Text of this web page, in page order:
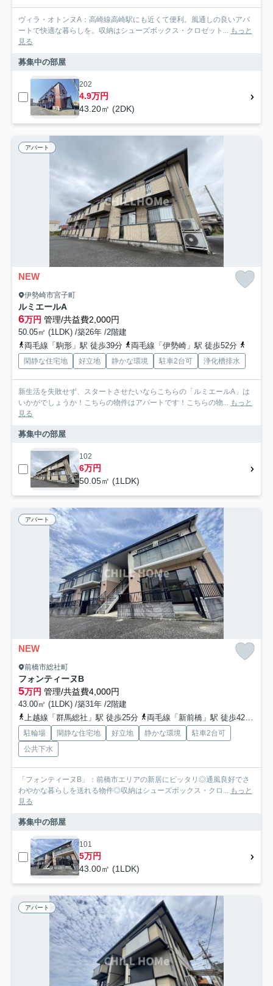
ヴィラ・オトンヌA：高崎線高崎駅にも近くて便利。風通しの良いアパ
ートで快適な暮らしを。収納はシューズボックス・クロゼット... もっと
見る
募集中の部屋
202
4.9万円
43.20㎡ (2DK)
アパート
NEW
伊勢崎市宮子町
ルミエールA
6万円 管理/共益費2,000円
50.05㎡ (1LDK) /築26年 /2階建
両毛線「駒形」駅 徒歩39分
両毛線「伊勢崎」駅 徒歩52分
閑静な住宅地 好立地 静かな環境 駐車2台可 浄化槽排水
新生活を失敗せず、スタートさせたいならこちらの「ルミエールA」は
いかがでしょうか！こちらの物件はアパートです！こちらの物... もっと
見る
募集中の部屋
102
6万円
50.05㎡ (1LDK)
アパート
NEW
前橋市総社町
フォンティーヌB
5万円 管理/共益費4,000円
43.00㎡ (1LDK) /築31年 /2階建
上越線「群馬総社」駅 徒歩25分
両毛線「新前橋」駅 徒歩42分
駐輪場 閑静な住宅地 好立地 静かな環境
駐車2台可
公共下水
「フォンティーヌB」：前橋市エリアの新居にピッタリ◎通風良好でさ
わやかな暮らしを送れる物件◎収納はシューズボックス・クロ... もっと
見る
募集中の部屋
101
5万円
43.00㎡ (1LDK)
アパート